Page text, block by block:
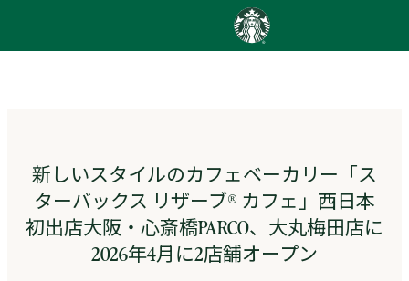
Go
ク
ス
ス
ト
ー
新しいスタイルのカフェベーカリー「ス
ターバックス リザーブ® カフェ」西日本
初出店大阪・心斎橋PARCO、大丸梅田店に
2026年4月に2店舗オープン